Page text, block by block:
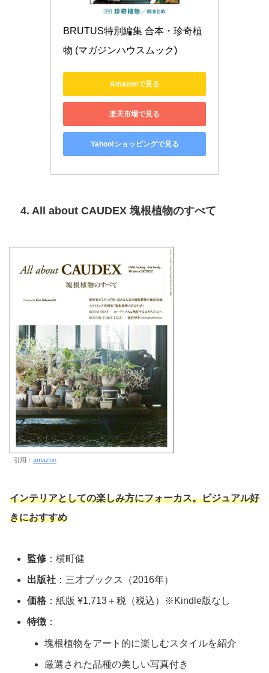
BRUTUS特別編集 合本・珍奇植
物 (マガジンハウスムック)
Amazonで見る
楽天市場で見る
Yahoo!ショッピングで見る
4. All about CAUDEX 塊根植物のすべて
引用： amazon
インテリアとしての楽しみ方にフォーカス。ビジュアル好
きにおすすめ
監修 ：横町健
出版社 ：三才ブックス（2016年）
価格 ：紙版 ¥1,713＋税（税込）※Kindle版なし
特徴 ：
塊根植物をアート的に楽しむスタイルを紹介
厳選された品種の美しい写真付き